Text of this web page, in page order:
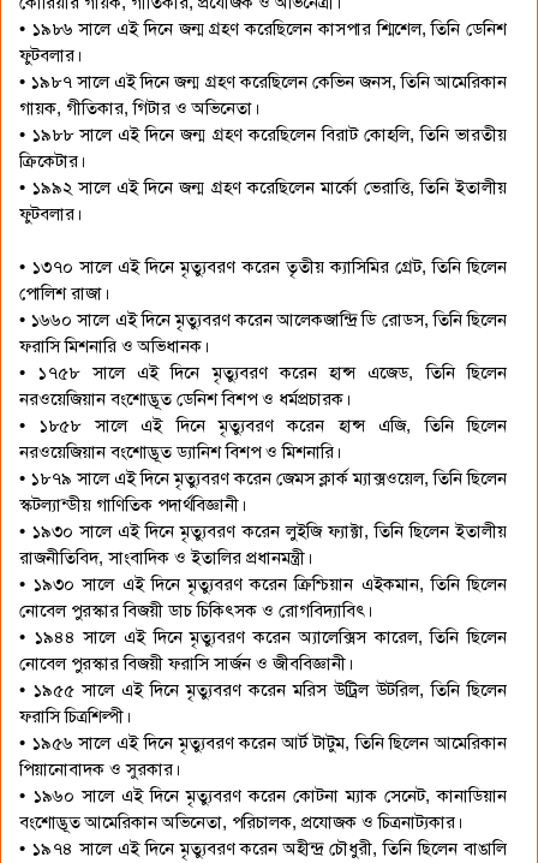
• ১৯৮৬ সালে এই দিনে জন্ম গ্রহণ করেছিলেন কাসপার শ্মিশেল, তিনি ডেনিশ
ফুটবলার।
• ১৯৮৭ সালে এই দিনে জন্ম গ্রহণ করেছিলেন কেভিন জনস, তিনি আমেরিকান
গায়ক, গীতিকার, গিটার ও অভিনেতা।
• ১৯৮৮ সালে এই দিনে জন্ম গ্রহণ করেছিলেন বিরাট কোহলি, তিনি ভারতীয়
ক্রিকেটার।
• ১৯৯২ সালে এই দিনে জন্ম গ্রহণ করেছিলেন মার্কো ভেরাত্তি, তিনি ইতালীয়
ফুটবলার।
• ১৩৭০ সালে এই দিনে মৃত্যুবরণ করেন তৃতীয় ক্যাসিমির গ্রেট, তিনি ছিলেন
পোলিশ রাজা।
• ১৬৬০ সালে এই দিনে মৃত্যুবরণ করেন আলেকজান্দ্রি ডি রোডস, তিনি ছিলেন
ফরাসি মিশনারি ও অভিধানক।
• ১৭৫৮ সালে এই দিনে মৃত্যুবরণ করেন হান্স এজেড, তিনি ছিলেন
নরওয়েজিয়ান বংশোদ্ভূত ডেনিশ বিশপ ও ধর্মপ্রচারক।
• ১৮৫৮ সালে এই দিনে মৃত্যুবরণ করেন হান্স এজি, তিনি ছিলেন
নরওয়েজিয়ান বংশোদ্ভূত ড্যানিশ বিশপ ও মিশনারি।
• ১৮৭৯ সালে এই দিনে মৃত্যুবরণ করেন জেমস ক্লার্ক ম্যাক্সওয়েল, তিনি ছিলেন
স্কটল্যান্ডীয় গাণিতিক পদার্থবিজ্ঞানী।
• ১৯৩০ সালে এই দিনে মৃত্যুবরণ করেন লুইজি ফ্যাক্টা, তিনি ছিলেন ইতালীয়
রাজনীতিবিদ, সাংবাদিক ও ইতালির প্রধানমন্ত্রী।
• ১৯৩০ সালে এই দিনে মৃত্যুবরণ করেন ক্রিশ্চিয়ান এইকমান, তিনি ছিলেন
নোবেল পুরস্কার বিজয়ী ডাচ চিকিৎসক ও রোগবিদ্যাবিৎ।
• ১৯৪৪ সালে এই দিনে মৃত্যুবরণ করেন অ্যালেক্সিস কারেল, তিনি ছিলেন
নোবেল পুরস্কার বিজয়ী ফরাসি সার্জন ও জীববিজ্ঞানী।
• ১৯৫৫ সালে এই দিনে মৃত্যুবরণ করেন মরিস উট্রিল উটরিল, তিনি ছিলেন
ফরাসি চিত্রশিল্পী।
• ১৯৫৬ সালে এই দিনে মৃত্যুবরণ করেন আর্ট টাটুম, তিনি ছিলেন আমেরিকান
পিয়ানোবাদক ও সুরকার।
• ১৯৬০ সালে এই দিনে মৃত্যুবরণ করেন কোটনা ম্যাক সেনেট, কানাডিয়ান
বংশোদ্ভূত আমেরিকান অভিনেতা, পরিচালক, প্রযোজক ও চিত্রনাট্যকার।
• ১৯৭৪ সালে এই দিনে মৃত্যুবরণ করেন অহীন্দ্র চৌধুরী, তিনি ছিলেন বাঙালি